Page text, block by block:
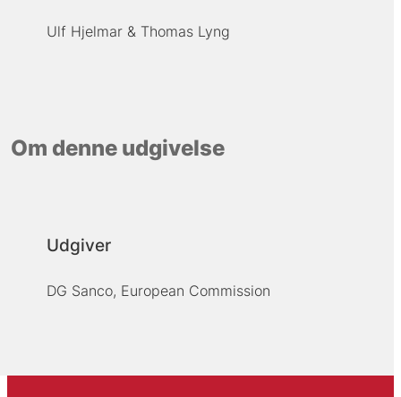
Ulf Hjelmar Thomas Lyng
Om denne udgivelse
Udgiver
DG Sanco, European Commission